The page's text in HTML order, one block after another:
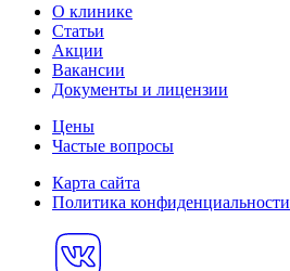
О клинике
Статьи
Акции
Вакансии
Документы и лицензии
Цены
Частые вопросы
Карта сайта
Политика конфиденциальности